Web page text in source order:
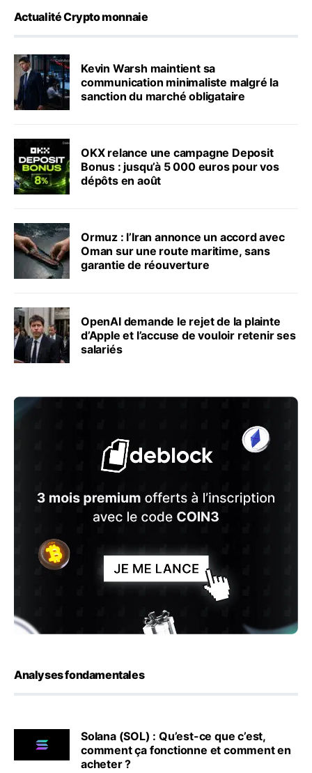
Actualité Crypto monnaie
Kevin Warsh maintient sa
communication minimaliste malgré la
sanction du marché obligataire
OKX relance une campagne Deposit
Bonus : jusqu’à 5 000 euros pour vos
dépôts en août
Ormuz : l’Iran annonce un accord avec
Oman sur une route maritime, sans
garantie de réouverture
OpenAI demande le rejet de la plainte
d’Apple et l’accuse de vouloir retenir ses
salariés
Analyses fondamentales
Solana (SOL) : Qu’est-ce que c’est,
comment ça fonctionne et comment en
acheter ?